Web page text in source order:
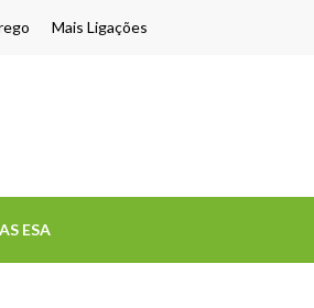
Mais Ligações
ESA